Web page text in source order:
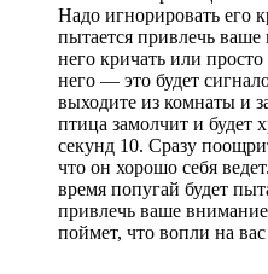
Надо игнорировать его
пытается привлечь
него кричать или просто
него — это будет
выходите из комнаты и
птица замолчит и будет
секунд 10. Сразу
что он хорошо себя
время попугай будет
привлечь ваше
поймет, что вопли на